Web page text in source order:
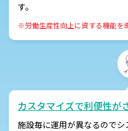
す。
※労働生産性向上に資する機能を
カスタマイズで利便性が
施設毎に運用が異なるので